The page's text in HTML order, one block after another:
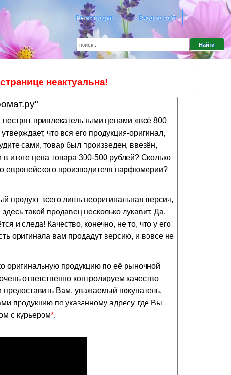
Регистрация Вход на сайт
неактуальна!
привлекательными ценами «всё 800
что вся его продукция-оригинал,
сами, товар был произведен, ввезён,
итоге цена товара 300-500 рублей? Сколько
европейского производителя парфюмерии?
всего лишь неоригинальная версия,
такой продавец несколько лукавит. Да,
и следа! Качество, конечно, не то, что у его
оригинала вам продадут версию, и вовсе не
оригинальную продукцию по её рыночной
ответственно контролируем качество
Вам, уважаемый покупатель,
продукцию по указанному адресу, где Вы
с курьером*.